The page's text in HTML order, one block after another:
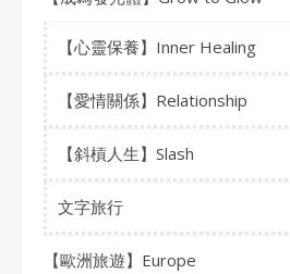
【心靈保養】Inner Healing
【愛情關係】Relationship
【斜槓人生】Slash
文字旅行
【歐洲旅遊】Europe